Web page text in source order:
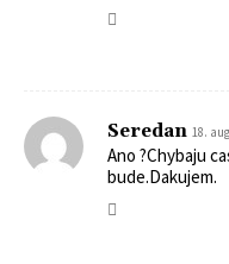
Seredan 18.
Ano ?Chybaju
bude.Dakujem.